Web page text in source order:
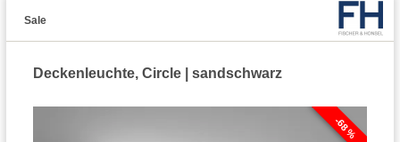
Sale
Deckenleuchte, Circle | sandschwarz
-68 %